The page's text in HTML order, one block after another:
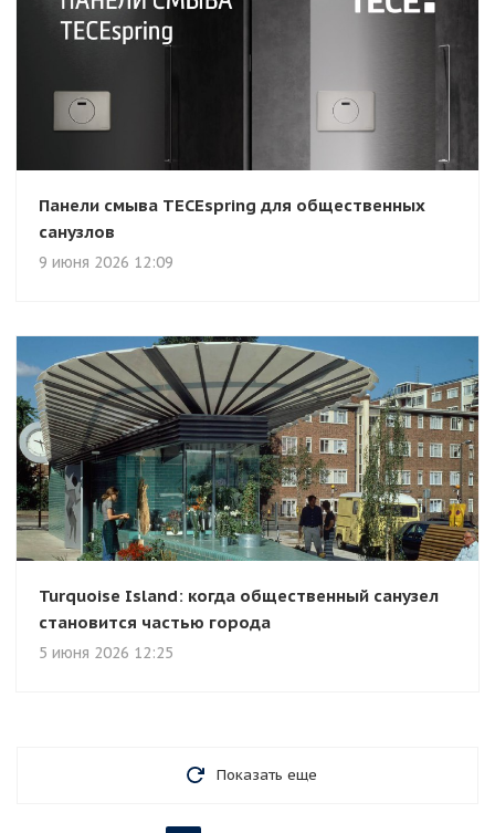
Панели смыва TECEspring для общественных
санузлов
9 июня 2026 12:09
Turquoise Island: когда общественный санузел
становится частью города
5 июня 2026 12:25
Показать еще